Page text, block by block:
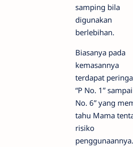
samping bila
digunakan
berlebihan.
Biasanya pada
kemasannya
terdapat
“P No. 1” sampai
No. 6” yang
tahu Mama
risiko
penggunaannya.